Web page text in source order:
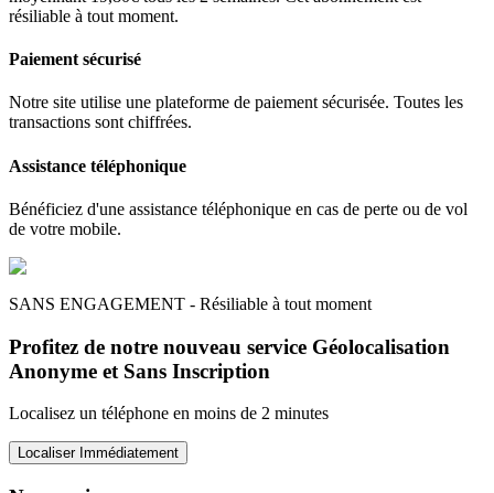
résiliable à tout moment.
Paiement sécurisé
Notre site utilise une plateforme de paiement sécurisée. Toutes les
transactions sont chiffrées.
Assistance téléphonique
Bénéficiez d'une assistance téléphonique en cas de perte ou de vol
de votre mobile.
SANS ENGAGEMENT - Résiliable à tout moment
Profitez de notre nouveau service Géolocalisation
Anonyme et Sans Inscription
Localisez un téléphone en moins de 2 minutes
Localiser Immédiatement